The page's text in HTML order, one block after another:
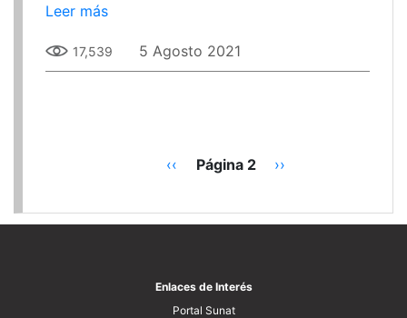
Leer más
17,539 5 Agosto 2021
Página
‹‹ Página 2
Siguiente
››
Enlaces de Interés
Portal Sunat